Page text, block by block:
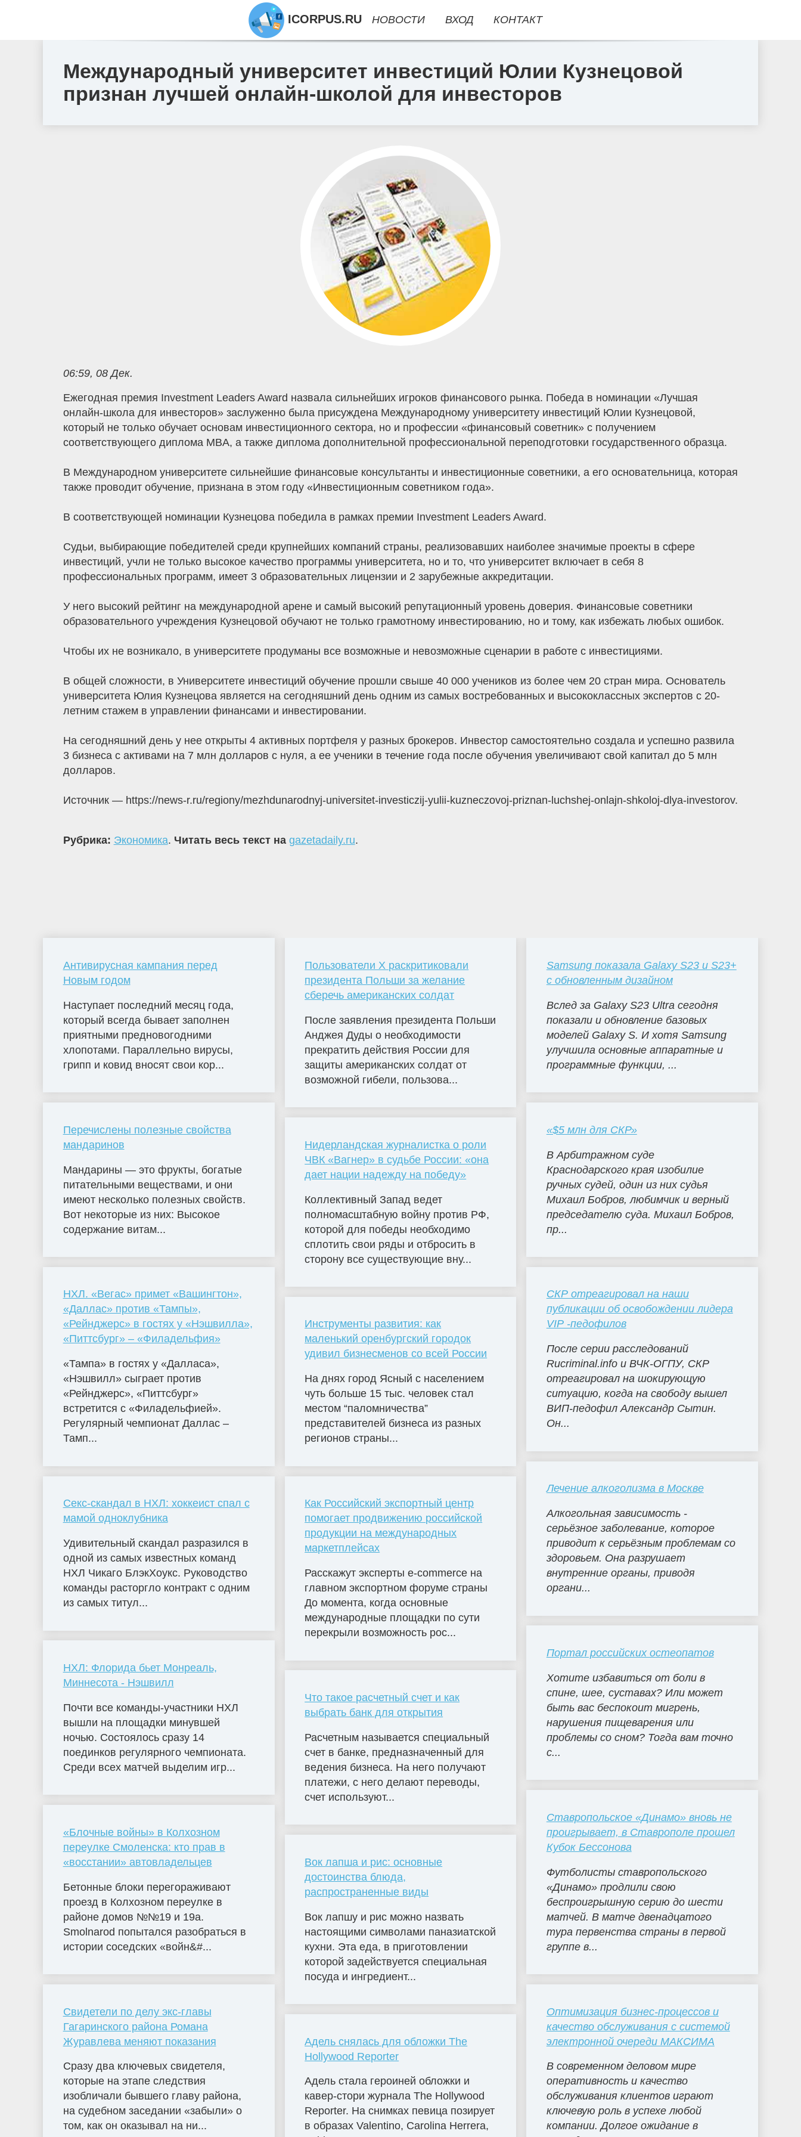
Международный университет инвестиций Юлии Кузнецовой
признан лучшей онлайн-школой для инвесторов
06:59, 08 Дек.
Ежегодная премия Investment Leaders Award назвала сильнейших игроков финансового рынка. Победа в номинации «Лучшая
онлайн-школа для инвесторов» заслуженно была присуждена Международному университету инвестиций Юлии Кузнецовой,
который не только обучает основам инвестиционного сектора, но и профессии «финансовый советник» с получением
соответствующего диплома MBA, а также диплома дополнительной профессиональной переподготовки государственного образца.
В Международном университете сильнейшие финансовые консультанты и инвестиционные советники, а его основательница, которая
также проводит обучение, признана в этом году «Инвестиционным советником года».
В соответствующей номинации Кузнецова победила в рамках премии Investment Leaders Award.
Судьи, выбирающие победителей среди крупнейших компаний страны, реализовавших наиболее значимые проекты в сфере
инвестиций, учли не только высокое качество программы университета, но и то, что университет включает в себя 8
профессиональных программ, имеет 3 образовательных лицензии и 2 зарубежные аккредитации.
У него высокий рейтинг на международной арене и самый высокий репутационный уровень доверия. Финансовые советники
образовательного учреждения Кузнецовой обучают не только грамотному инвестированию, но и тому, как избежать любых ошибок.
Чтобы их не возникало, в университете продуманы все возможные и невозможные сценарии в работе с инвестициями.
В общей сложности, в Университете инвестиций обучение прошли свыше 40 000 учеников из более чем 20 стран мира. Основатель
университета Юлия Кузнецова является на сегодняшний день одним из самых востребованных и высококлассных экспертов с 20-
летним стажем в управлении финансами и инвестировании.
На сегодняшний день у нее открыты 4 активных портфеля у разных брокеров. Инвестор самостоятельно создала и успешно развила
3 бизнеса с активами на 7 млн долларов с нуля, а ее ученики в течение года после обучения увеличивают свой капитал до 5 млн
долларов.
Источник — https://news-r.ru/regiony/mezhdunarodnyj-universitet-investiczij-yulii-kuzneczovoj-priznan-luchshej-onlajn-shkoloj-dlya-investorov.
Рубрика: Экономика. Читать весь текст на gazetadaily.ru.
Антивирусная кампания перед
Новым годом
Наступает последний месяц года,
который всегда бывает заполнен
приятными предновогодними
хлопотами. Параллельно вирусы,
грипп и ковид вносят свои кор...
Перечислены полезные свойства
мандаринов
Мандарины — это фрукты, богатые
питательными веществами, и они
имеют несколько полезных свойств.
Вот некоторые из них: Высокое
содержание витам...
НХЛ. «Вегас» примет «Вашингтон»,
«Даллас» против «Тампы»,
«Рейнджерс» в гостях у «Нэшвилла»,
«Питтсбург» – «Филадельфия»
«Тампа» в гостях у «Далласа»,
«Нэшвилл» сыграет против
«Рейнджерс», «Питтсбург»
встретится с «Филадельфией».
Регулярный чемпионат Даллас –
Тамп...
Секс-скандал в НХЛ: хоккеист спал с
мамой одноклубника
Удивительный скандал разразился в
одной из самых известных команд
НХЛ Чикаго БлэкХоукс. Руководство
команды расторгло контракт с одним
из самых титул...
НХЛ: Флорида бьет Монреаль,
Миннесота - Нэшвилл
Почти все команды-участники НХЛ
вышли на площадки минувшей
ночью. Состоялось сразу 14
поединков регулярного чемпионата.
Среди всех матчей выделим игр...
«Блочные войны» в Колхозном
переулке Смоленска: кто прав в
«восстании» автовладельцев
Бетонные блоки перегораживают
проезд в Колхозном переулке в
районе домов №№19 и 19а.
Smolnarod попытался разобраться в
истории соседских «войн&#...
Свидетели по делу экс-главы
Гагаринского района Романа
Журавлева меняют показания
Сразу два ключевых свидетеля,
которые на этапе следствия
изобличали бывшего главу района,
на судебном заседании «забыли» о
том, как он оказывал на ни...
Пользователи X раскритиковали
президента Польши за желание
сберечь американских солдат
После заявления президента Польши
Анджея Дуды о необходимости
прекратить действия России для
защиты американских солдат от
возможной гибели, пользова...
Нидерландская журналистка о роли
ЧВК «Вагнер» в судьбе России: «она
дает нации надежду на победу»
Коллективный Запад ведет
полномасштабную войну против РФ,
которой для победы необходимо
сплотить свои ряды и отбросить в
сторону все существующие вну...
Инструменты развития: как
маленький оренбургский городок
удивил бизнесменов со всей России
На днях город Ясный с населением
чуть больше 15 тыс. человек стал
местом “паломничества”
представителей бизнеса из разных
регионов страны...
Как Российский экспортный центр
помогает продвижению российской
продукции на международных
маркетплейсах
Расскажут эксперты e-commerce на
главном экспортном форуме страны
До момента, когда основные
международные площадки по сути
перекрыли возможность рос...
Что такое расчетный счет и как
выбрать банк для открытия
Расчетным называется специальный
счет в банке, предназначенный для
ведения бизнеса. На него получают
платежи, с него делают переводы,
счет используют...
Вок лапша и рис: основные
достоинства блюда,
распространенные виды
Вок лапшу и рис можно назвать
настоящими символами паназиатской
кухни. Эта еда, в приготовлении
которой задействуется специальная
посуда и ингредиент...
Адель снялась для обложки The
Hollywood Reporter
Адель стала героиней обложки и
кавер-стори журнала The Hollywood
Reporter. На снимках певица позирует
в образах Valentino, Carolina Herrera,
Samsung показала Galaxy S23 и S23+
с обновленным дизайном
Вслед за Galaxy S23 Ultra сегодня
показали и обновление базовых
моделей Galaxy S. И хотя Samsung
улучшила основные аппаратные и
программные функции, ...
«$5 млн для СКР»
В Арбитражном суде
Краснодарского края изобилие
ручных судей, один из них судья
Михаил Бобров, любимчик и верный
председателю суда. Михаил Бобров,
пр...
СКР отреагировал на наши
публикации об освобождении лидера
VIP -педофилов
После серии расследований
Rucriminal.info и ВЧК-ОГПУ, СКР
отреагировал на шокирующую
ситуацию, когда на свободу вышел
ВИП-педофил Александр Сытин.
Он...
Лечение алкоголизма в Москве
Алкогольная зависимость -
серьёзное заболевание, которое
приводит к серьёзным проблемам со
здоровьем. Она разрушает
внутренние органы, приводя
органи...
Портал российских остеопатов
Хотите избавиться от боли в
спине, шее, суставах? Или может
быть вас беспокоит мигрень,
нарушения пищеварения или
проблемы со сном? Тогда вам точно
с...
Ставропольское «Динамо» вновь не
проигрывает, в Ставрополе прошел
Кубок Бессонова
Футболисты ставропольского
«Динамо» продлили свою
беспроигрышную серию до шести
матчей. В матче двенадцатого
тура первенства страны в первой
группе в...
Оптимизация бизнес-процессов и
качество обслуживания с системой
электронной очереди МАКСИМА
В современном деловом мире
оперативность и качество
обслуживания клиентов играют
ключевую роль в успехе любой
компании. Долгое ожидание в
ICORPUS.RU НОВОСТИ ВХОД КОНТАКТ